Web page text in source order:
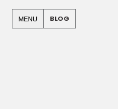
Warning: Undefined array
/home/clients/
on line94
/home/clients/
MENU BLOG